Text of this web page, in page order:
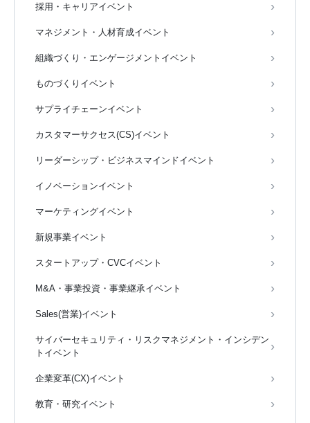
採用・キャリアイベント
マネジメント・人材育成イベント
組織づくり・エンゲージメントイベント
ものづくりイベント
サプライチェーンイベント
カスタマーサクセス(CS)イベント
リーダーシップ・ビジネスマインドイベント
イノベーションイベント
マーケティングイベント
新規事業イベント
スタートアップ・CVCイベント
M&A・事業投資・事業継承イベント
Sales(営業)イベント
サイバーセキュリティ・リスクマネジメント・インシデン
トイベント
企業変革(CX)イベント
教育・研究イベント